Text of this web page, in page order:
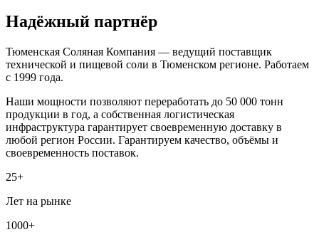
Надёжный партнёр
Тюменская Соляная Компания — ведущий поставщик
технической и пищевой соли в Тюменском регионе. Работаем
с 1999 года.
Наши мощности позволяют переработать до 50 000 тонн
продукции в год, а собственная логистическая
инфраструктура гарантирует своевременную доставку в
любой регион России. Гарантируем качество, объёмы и
своевременность поставок.
25+
Лет на рынке
1000+